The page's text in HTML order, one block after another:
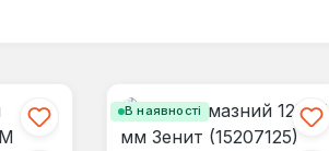
В наявності